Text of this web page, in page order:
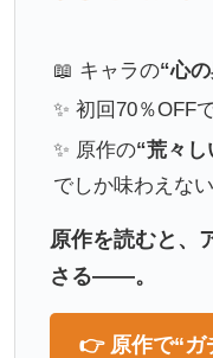
📖 キャラの“心
✨ 初回70％OFF
✨ 原作の“荒々し
でしか味わえない
原作を読むと、
さる――。
👉 原作で“ガ